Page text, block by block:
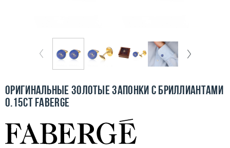
О компании
Контакты
3D-тур по шоуруму
Оригинальные золотые запонки с бриллиантами
0.15ct Faberge